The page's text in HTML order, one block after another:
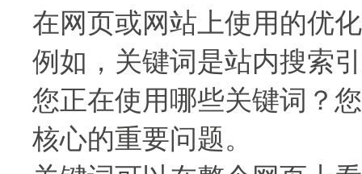
在网页或网站上使用的优
例如，关键词是站内搜索
您正在使用哪些关键词？
核心的重要问题。